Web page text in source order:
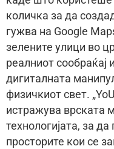
количка за да
гужва на Google
зелените улици во
реалниот сообраќај
дигиталната
физичкиот свет.
истражува врската
технологијата, за
просторите кои се